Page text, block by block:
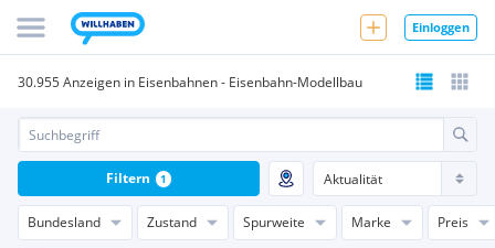
Einloggen
30.955 Anzeigen in Eisenbahnen - Eisenbahn-Modellbau
Bundesland Zustand Spurweite Marke Preis
Filtern 1